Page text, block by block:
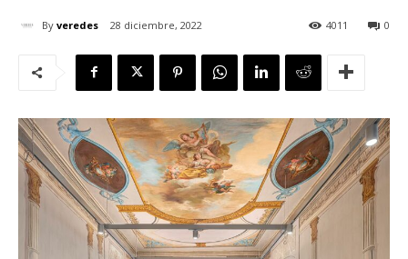
By veredes 28 diciembre, 2022 0
4011